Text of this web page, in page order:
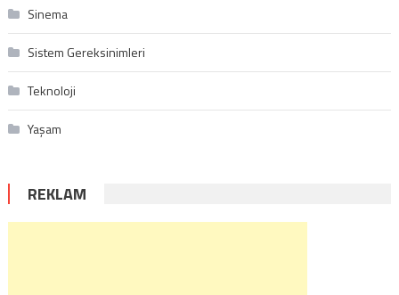
Sinema
Sistem Gereksinimleri
Teknoloji
Yaşam
REKLAM